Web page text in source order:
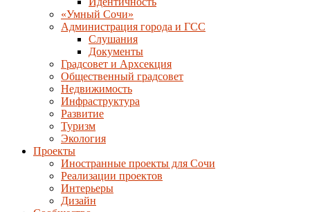
«Умный Сочи»
Администрация города и ГСС
Слушания
Документы
Градсовет и Архсекция
Общественный градсовет
Недвижимость
Инфраструктура
Развитие
Туризм
Экология
Проекты
Иностранные проекты для Сочи
Реализации проектов
Интерьеры
Дизайн